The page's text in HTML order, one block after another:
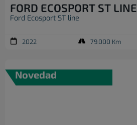
FORD ECOSPORT ST LINE
Ford Ecosport ST line
2022 79.000 Km
Novedad